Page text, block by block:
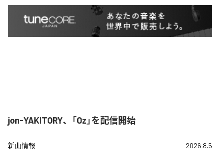
jon-YAKITORY、「Oz」を配信開始
新曲情報 2026.8.5